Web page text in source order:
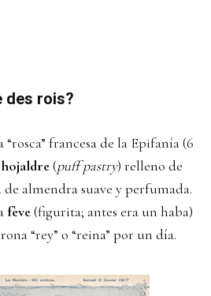
des rois?
“rosca” francesa de la Epifanía (6
hojaldre(puff pastry) relleno de
de almendra suave y perfumada.
fève(figurita; antes era un haba)
“rey” o “reina” por un día.